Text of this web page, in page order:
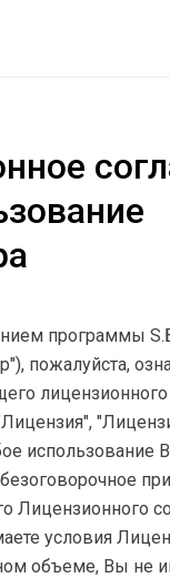
программы
пожалуйста,
использование
Лицензионного
условия
объеме, Вы не